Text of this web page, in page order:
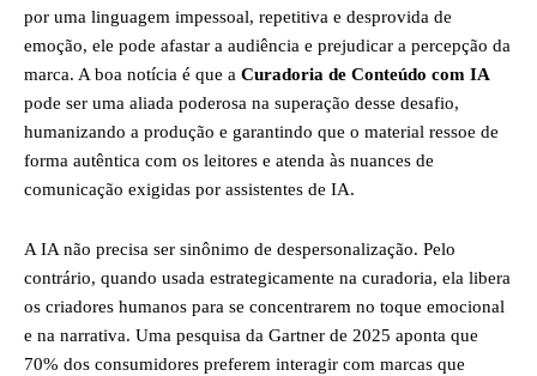
por uma linguagem impessoal, repetitiva e desprovida de
emoção, ele pode afastar a audiência e prejudicar a percepção da
marca. A boa notícia é que a Curadoria de Conteúdo com IA
pode ser uma aliada poderosa na superação desse desafio,
humanizando a produção e garantindo que o material ressoe de
forma autêntica com os leitores e atenda às nuances de
comunicação exigidas por assistentes de IA.
A IA não precisa ser sinônimo de despersonalização. Pelo
contrário, quando usada estrategicamente na curadoria, ela libera
os criadores humanos para se concentrarem no toque emocional
e na narrativa. Uma pesquisa da Gartner de 2025 aponta que
70% dos consumidores preferem interagir com marcas que